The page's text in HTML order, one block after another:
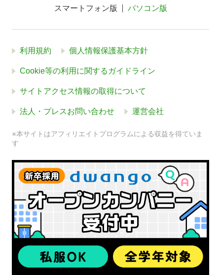
スマートフォン版 パソコン版
利用規約 個人情報保護基本方針
Cookie等の利用に関するガイドライン
サイトアクセス情報の取得について
法人・プレスお問い合わせ 運営会社
※本サイトはアフィリエイトプログラムによる収益を得ていま
す